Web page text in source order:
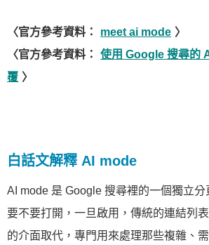
〈官方參考資料： meet ai mode 〉
〈官方參考資料：
使用 Google 搜尋的
覆 〉
白話文解釋 AI mode
AI mode 是 Google 搜尋裡的一個獨立
要不要打開，一旦啟用，傳統的連結列
的介面取代，專門用來處理那些複雜、